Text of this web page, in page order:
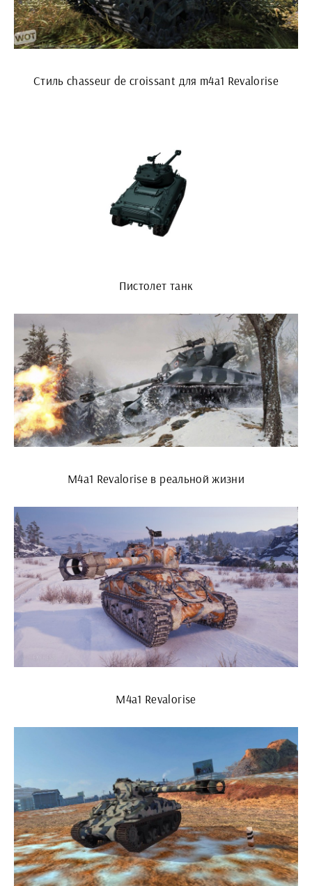
Стиль chasseur de croissant для m4a1 Revalorise
Пистолет танк
M4a1 Revalorise в реальной жизни
М4а1 Revalorise